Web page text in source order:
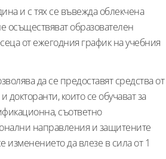
и с тях се въвежда облекчена
осъществяват образователен
от ежегодния график на учебния
да се предоставят средства от
които се обучават за
съответно
направления и защитените
да влезе в сила от 1